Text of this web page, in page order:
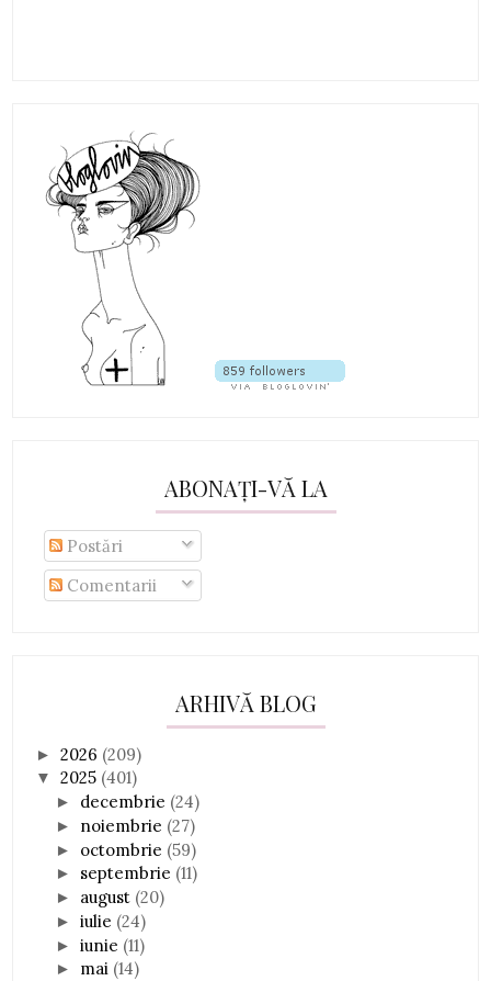
ABONAȚI-VĂ LA
Postări
Comentarii
ARHIVĂ BLOG
►2026 (209)
▼2025 (401)
► decembrie (24)
► noiembrie (27)
► octombrie (59)
► septembrie (11)
► august (20)
►iulie (24)
►iunie (11)
► mai (14)